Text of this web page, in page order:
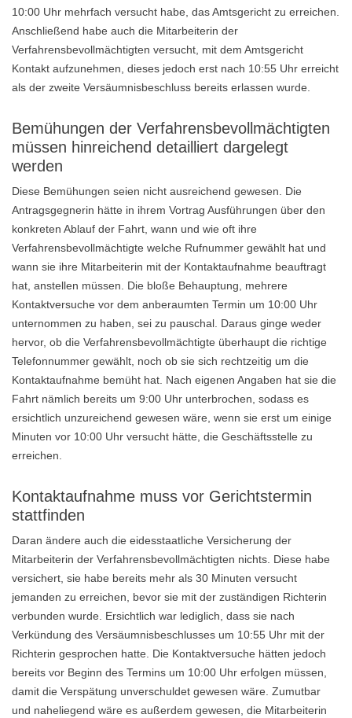
10:00 Uhr mehrfach versucht habe, das Amtsgericht zu erreichen.
Anschließend habe auch die Mitarbeiterin der
Verfahrensbevollmächtigten versucht, mit dem Amtsgericht
Kontakt aufzunehmen, dieses jedoch erst nach 10:55 Uhr erreicht
als der zweite Versäumnisbeschluss bereits erlassen wurde.
Bemühungen der Verfahrensbevollmächtigten
müssen hinreichend detailliert dargelegt
werden
Diese Bemühungen seien nicht ausreichend gewesen. Die
Antragsgegnerin hätte in ihrem Vortrag Ausführungen über den
konkreten Ablauf der Fahrt, wann und wie oft ihre
Verfahrensbevollmächtigte welche Rufnummer gewählt hat und
wann sie ihre Mitarbeiterin mit der Kontaktaufnahme beauftragt
hat, anstellen müssen. Die bloße Behauptung, mehrere
Kontaktversuche vor dem anberaumten Termin um 10:00 Uhr
unternommen zu haben, sei zu pauschal. Daraus ginge weder
hervor, ob die Verfahrensbevollmächtigte überhaupt die richtige
Telefonnummer gewählt, noch ob sie sich rechtzeitig um die
Kontaktaufnahme bemüht hat. Nach eigenen Angaben hat sie die
Fahrt nämlich bereits um 9:00 Uhr unterbrochen, sodass es
ersichtlich unzureichend gewesen wäre, wenn sie erst um einige
Minuten vor 10:00 Uhr versucht hätte, die Geschäftsstelle zu
erreichen.
Kontaktaufnahme muss vor Gerichtstermin
stattfinden
Daran ändere auch die eidesstaatliche Versicherung der
Mitarbeiterin der Verfahrensbevollmächtigten nichts. Diese habe
versichert, sie habe bereits mehr als 30 Minuten versucht
jemanden zu erreichen, bevor sie mit der zuständigen Richterin
verbunden wurde. Ersichtlich war lediglich, dass sie nach
Verkündung des Versäumnisbeschlusses um 10:55 Uhr mit der
Richterin gesprochen hatte. Die Kontaktversuche hätten jedoch
bereits vor Beginn des Termins um 10:00 Uhr erfolgen müssen,
damit die Verspätung unverschuldet gewesen wäre. Zumutbar
und naheliegend wäre es außerdem gewesen, die Mitarbeiterin